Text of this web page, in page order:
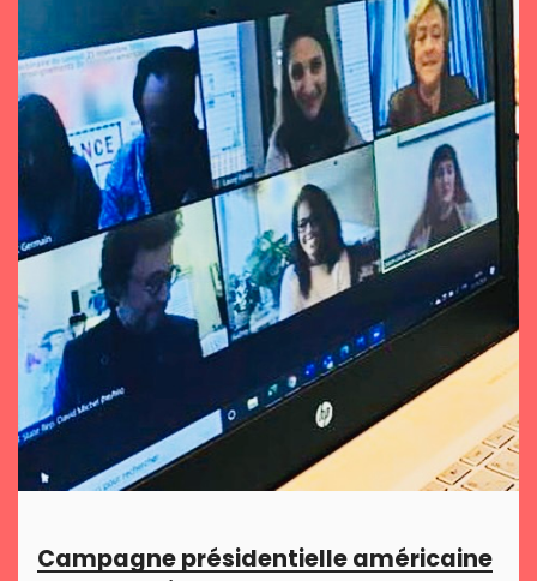
Campagne présidentielle américaine